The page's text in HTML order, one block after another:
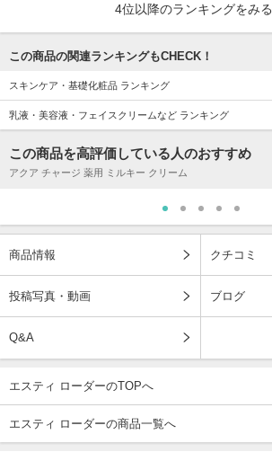
4位以降のランキングをみる
この商品の関連ランキングもCHECK！
スキンケア・基礎化粧品 ランキング
乳液・美容液・フェイスクリームなど ランキング
この商品を高評価している人のおすすめ
アクア チャージ 薬用 ミルキー クリーム
商品情報 クチコミ
投稿写真・動画 ブログ
Q&A
エスティ ローダーのTOPへ
エスティ ローダーの商品一覧へ